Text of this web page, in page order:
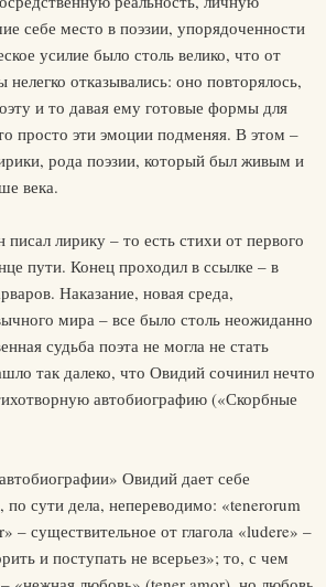
себе место в поэзии, упорядоченности
усилие было столь велико, что от
нелегко отказывались: оно повторялось,
и то давая ему готовые формы для
просто эти эмоции подменяя. В этом –
рода поэзии, который был живым и
века.
лирику – то есть стихи от первого
пути. Конец проходил в ссылке – в
Наказание, новая среда,
мира – все было столь неожиданно
судьба поэта не могла не стать
так далеко, что Овидий сочинил нечто
автобиографию («Скорбные
Овидий дает себе
по сути дела, непереводимо: «tenerorum
– существительное от глагола «ludere» –
и поступать не всерьез»; то, с чем